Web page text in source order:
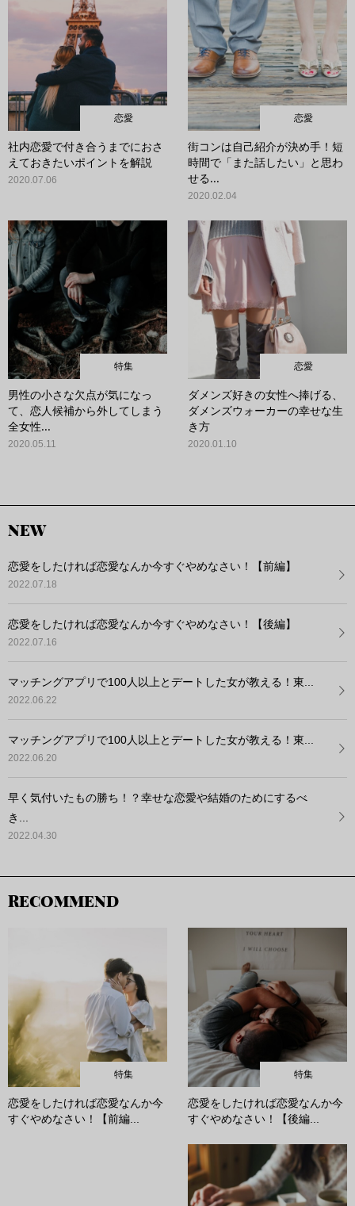
恋愛
社内恋愛で付き合うまでにおさ
えておきたいポイントを解説
2020.07.06
恋愛
街コンは自己紹介が決め手！短
時間で「また話したい」と思わ
せる...
2020.02.04
特集
男性の小さな欠点が気になっ
て、恋人候補から外してしまう
全女性...
2020.05.11
恋愛
ダメンズ好きの女性へ捧げる、
ダメンズウォーカーの幸せな生
き方
2020.01.10
NEW
恋愛をしたければ恋愛なんか今すぐやめなさい！【前編】
2022.07.18
恋愛をしたければ恋愛なんか今すぐやめなさい！【後編】
2022.07.16
マッチングアプリで100人以上とデートした女が教える！東...
2022.06.22
マッチングアプリで100人以上とデートした女が教える！東...
2022.06.20
早く気付いたもの勝ち！？幸せな恋愛や結婚のためにするべ
き...
2022.04.30
RECOMMEND
特集
恋愛をしたければ恋愛なんか今
すぐやめなさい！【前編...
特集
恋愛をしたければ恋愛なんか今
すぐやめなさい！【後編...